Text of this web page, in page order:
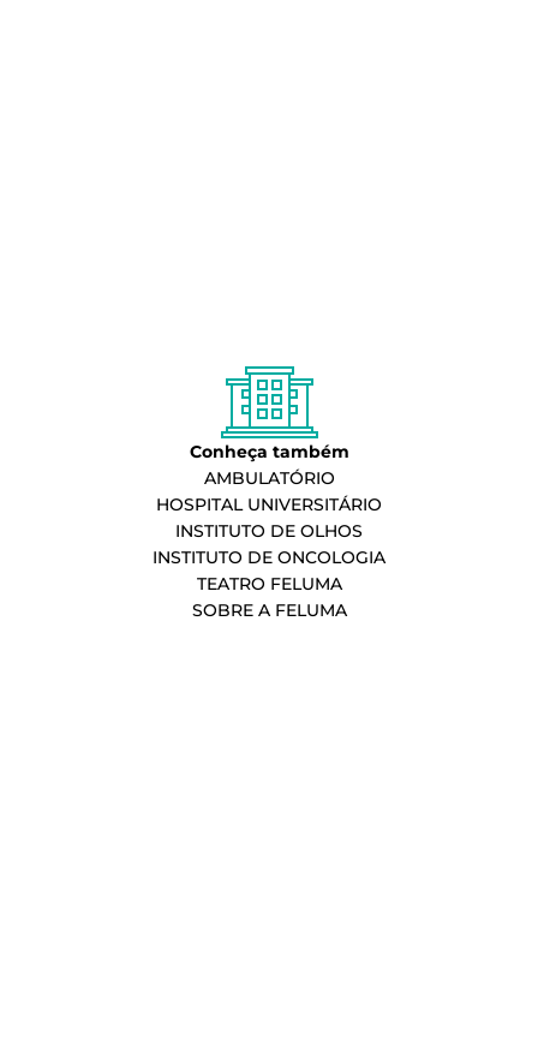
Conheça também
AMBULATÓRIO
HOSPITAL UNIVERSITÁRIO
INSTITUTO DE OLHOS
INSTITUTO DE ONCOLOGIA
TEATRO FELUMA
SOBRE A FELUMA